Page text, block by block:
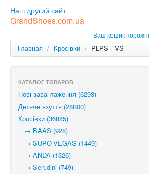
Наш другий сайт
GrandShoes.com.ua
Ваш кошик
Главная / Кросівки / PLPS - VS
КАТАЛОГ ТОВАРОВ
Нові завантаження (6293)
Дитяче взуття (28800)
Кросівки (36885)
→ BAAS (928)
→ SUPO-VEGAS (1449)
→ ANDA (1326)
→ Sen.dini (749)